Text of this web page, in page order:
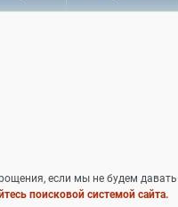
если мы не будем
поисковой системой сайта.